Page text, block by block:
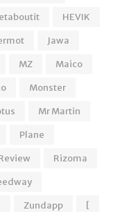
HEVIK
Jawa
MZ
Maico
Monster
Mr Martin
Plane
Rizoma
Zundapp
[